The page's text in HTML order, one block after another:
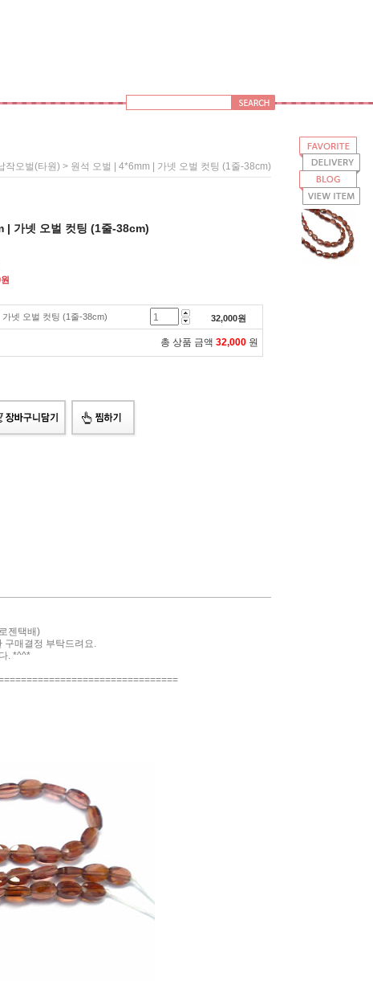
작오벌(타원) > 원석 오벌 | 4*6mm | 가넷 오벌 컷팅 (1줄-38cm)
| 가넷 오벌 컷팅 (1줄-38cm)
원
가넷 오벌 컷팅 (1줄-38cm) 32,000원
총 상품 금액 32,000 원
젠택배)
구매결정 부탁드려요.
. *^^*